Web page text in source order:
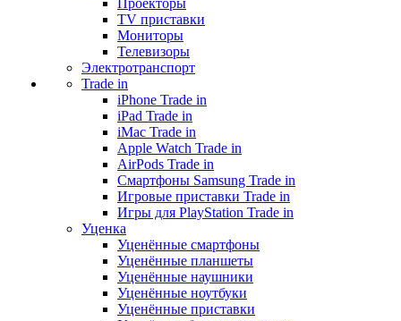
Проекторы
TV приставки
Мониторы
Телевизоры
Электротранспорт
Trade in
iPhone Trade in
iPad Trade in
iMac Trade in
Apple Watch Trade in
AirPods Trade in
Смартфоны Samsung Trade in
Игровые приставки Trade in
Игры для PlayStation Trade in
Уценка
Уценённые смартфоны
Уценённые планшеты
Уценённые наушники
Уценённые ноутбуки
Уценённые приставки